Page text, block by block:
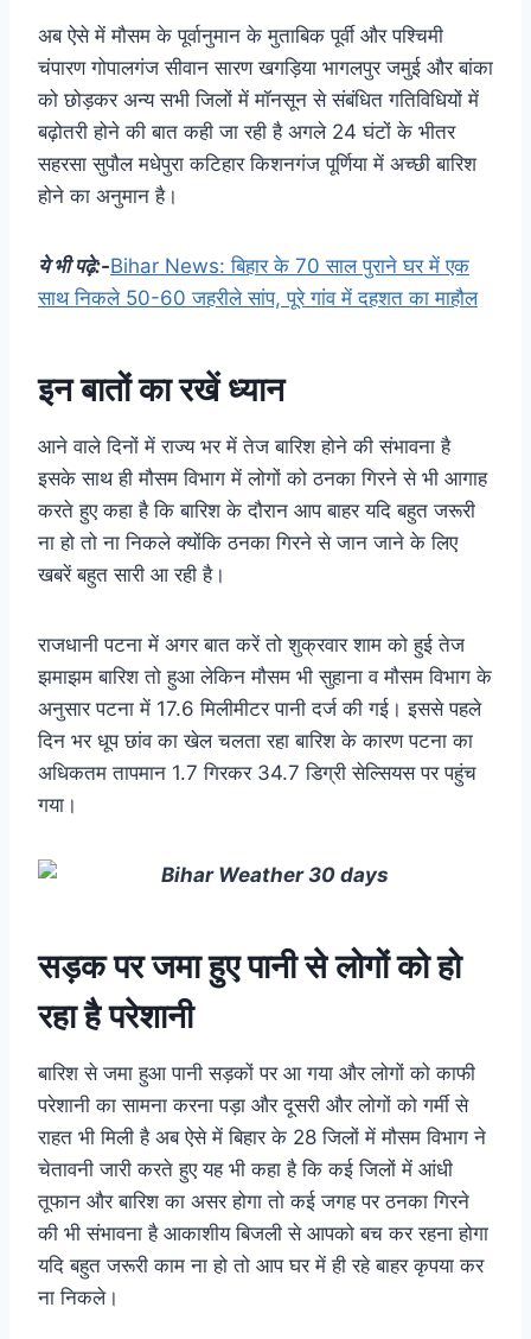
अब ऐसे में मौसम के पूर्वानुमान के मुताबिक पूर्वी और पश्चिमी
चंपारण गोपालगंज सीवान सारण खगड़िया भागलपुर जमुई और बांका
को छोड़कर अन्य सभी जिलों में मॉनसून से संबंधित गतिविधियों में
बढ़ोतरी होने की बात कही जा रही है अगले 24 घंटों के भीतर
सहरसा सुपौल मधेपुरा कटिहार किशनगंज पूर्णिया में अच्छी बारिश
होने का अनुमान है।
ये भी पढ़े:-Bihar News: बिहार के 70 साल पुराने घर में एक
साथ निकले 50-60 जहरीले सांप, पूरे गांव में दहशत का माहौल
इन बातों का रखें ध्यान
आने वाले दिनों में राज्य भर में तेज बारिश होने की संभावना है
इसके साथ ही मौसम विभाग में लोगों को ठनका गिरने से भी आगाह
करते हुए कहा है कि बारिश के दौरान आप बाहर यदि बहुत जरूरी
ना हो तो ना निकले क्योंकि ठनका गिरने से जान जाने के लिए
खबरें बहुत सारी आ रही है।
राजधानी पटना में अगर बात करें तो शुक्रवार शाम को हुई तेज
झमाझम बारिश तो हुआ लेकिन मौसम भी सुहाना व मौसम विभाग के
अनुसार पटना में 17.6 मिलीमीटर पानी दर्ज की गई। इससे पहले
दिन भर धूप छांव का खेल चलता रहा बारिश के कारण पटना का
अधिकतम तापमान 1.7 गिरकर 34.7 डिग्री सेल्सियस पर पहुंच
गया।
सड़क पर जमा हुए पानी से लोगों को हो
रहा है परेशानी
बारिश से जमा हुआ पानी सड़कों पर आ गया और लोगों को काफी
परेशानी का सामना करना पड़ा और दूसरी और लोगों को गर्मी से
राहत भी मिली है अब ऐसे में बिहार के 28 जिलों में मौसम विभाग ने
चेतावनी जारी करते हुए यह भी कहा है कि कई जिलों में आंधी
तूफान और बारिश का असर होगा तो कई जगह पर ठनका गिरने
की भी संभावना है आकाशीय बिजली से आपको बच कर रहना होगा
यदि बहुत जरूरी काम ना हो तो आप घर में ही रहे बाहर कृपया कर
ना निकले।